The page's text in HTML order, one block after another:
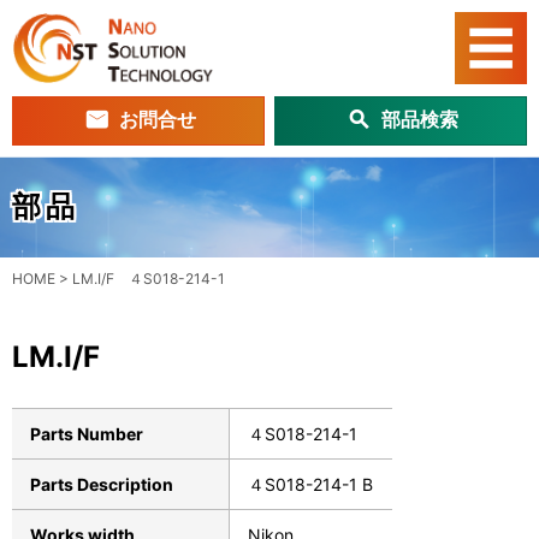
お問合せ 部品検索
部品
HOME > LM.I/F ４S018-214-1
LM.I/F
Parts Number ４S018-214-1
Parts Description ４S018-214-1 B
Works width Nikon